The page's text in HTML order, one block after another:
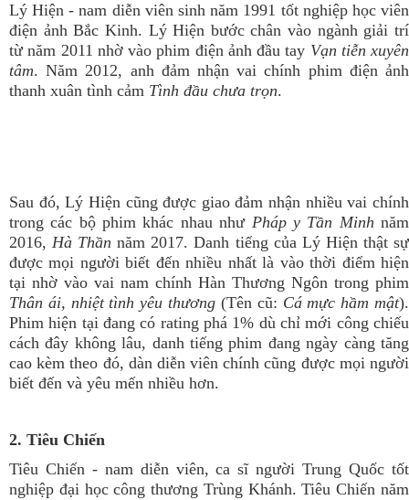
Lý Hiện - nam diễn viên sinh năm 1991 tốt nghiệp học viên
điện ảnh Bắc Kinh. Lý Hiện bước chân vào ngành giải trí
từ năm 2011 nhờ vào phim điện ảnh đầu tay Vạn tiễn xuyên
tâm. Năm 2012, anh đảm nhận vai chính phim điện ảnh
thanh xuân tình cảm Tình đầu chưa trọn.
Sau đó, Lý Hiện cũng được giao đảm nhận nhiều vai chính
trong các bộ phim khác nhau như Pháp y Tần Minh năm
2016,Hà Thầnnăm 2017. Danh tiếng của Lý Hiện thật sự
được mọi người biết đến nhiều nhất là vào thời điểm hiện
tại nhờ vào vai nam chính Hàn Thương Ngôn trong phim
Thân ái, nhiệt tình yêu thương (Tên cũ: Cá mực hầm mật).
Phim hiện tại đang có rating phá 1% dù chỉ mới công chiếu
cách đây không lâu, danh tiếng phim đang ngày càng tăng
cao kèm theo đó, dàn diễn viên chính cũng được mọi người
biết đến và yêu mến nhiều hơn.
2. Tiêu Chiến
Tiêu Chiến - nam diễn viên, ca sĩ người Trung Quốc tốt
nghiệp đại học công thương Trùng Khánh. Tiêu Chiến năm